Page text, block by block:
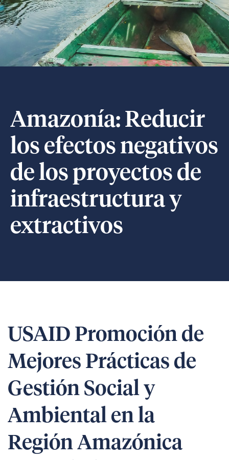
Amazonía: Reducir
los efectos negativos
de los proyectos de
infraestructura y
extractivos
USAID Promoción de
Mejores Prácticas de
Gestión Social y
Ambiental en la
Región Amazónica